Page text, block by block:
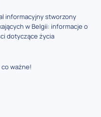
informacyjny stworzony
w Belgii: informacje o
dotyczące życia
ważne!